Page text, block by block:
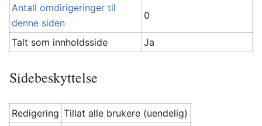
Antall omdirigeringer til
denne siden
0
Talt som innholdsside Ja
Sidebeskyttelse
Redigering Tillat alle brukere (uendelig)